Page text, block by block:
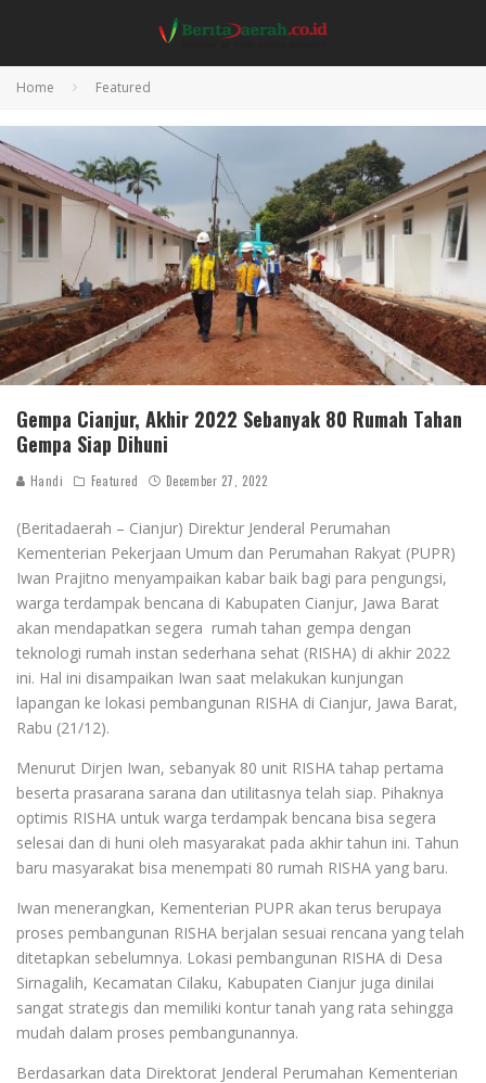
Home Featured
Gempa Cianjur, Akhir 2022 Sebanyak 80 Rumah Tahan
Gempa Siap Dihuni
Handi Featured December 27, 2022
(Beritadaerah – Cianjur) Direktur Jenderal Perumahan
Kementerian Pekerjaan Umum dan Perumahan Rakyat (PUPR)
Iwan Prajitno menyampaikan kabar baik bagi para pengungsi,
warga terdampak bencana di Kabupaten Cianjur, Jawa Barat
akan mendapatkan segera rumah tahan gempa dengan
teknologi rumah instan sederhana sehat (RISHA) di akhir 2022
ini. Hal ini disampaikan Iwan saat melakukan kunjungan
lapangan ke lokasi pembangunan RISHA di Cianjur, Jawa Barat,
Rabu (21/12).
Menurut Dirjen Iwan, sebanyak 80 unit RISHA tahap pertama
beserta prasarana sarana dan utilitasnya telah siap. Pihaknya
optimis RISHA untuk warga terdampak bencana bisa segera
selesai dan di huni oleh masyarakat pada akhir tahun ini. Tahun
baru masyarakat bisa menempati 80 rumah RISHA yang baru.
Iwan menerangkan, Kementerian PUPR akan terus berupaya
proses pembangunan RISHA berjalan sesuai rencana yang telah
ditetapkan sebelumnya. Lokasi pembangunan RISHA di Desa
Sirnagalih, Kecamatan Cilaku, Kabupaten Cianjur juga dinilai
sangat strategis dan memiliki kontur tanah yang rata sehingga
mudah dalam proses pembangunannya.
Berdasarkan data Direktorat Jenderal Perumahan Kementerian